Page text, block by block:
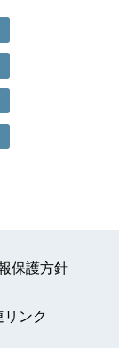
保護方針
リンク